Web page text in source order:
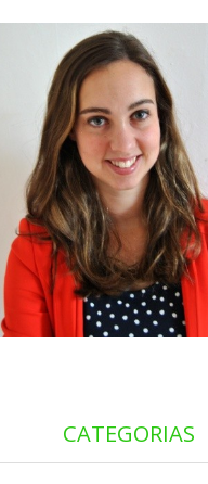
CATEGORIAS